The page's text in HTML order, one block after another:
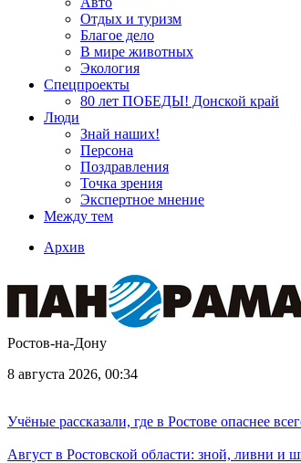
Отдых и туризм
Благое дело
В мире животных
Экология
Спецпроекты
80 лет ПОБЕДЫ! Донской край
Люди
Знай наших!
Персона
Поздравления
Точка зрения
Экспертное мнение
Между тем
Архив
Ростов-на-Дону
8 августа 2026, 00:34
Учёные рассказали, где в Ростове опаснее
Август в Ростовской области: зной, ливни и